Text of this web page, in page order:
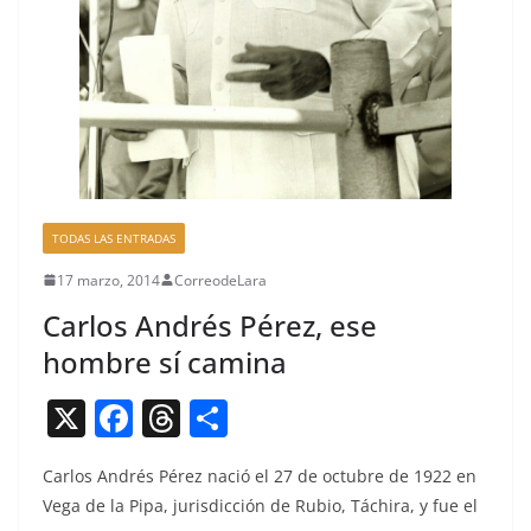
TODAS LAS ENTRADAS
17 marzo, 2014 CorreodeLara
Carlos Andrés Pérez, ese
hombre sí camina
X F
a
c
T
re
o
m
Car­los Andrés Pérez nació el 27 de octubre de 1922 en
Vega de la Pipa, juris­dic­ción de Rubio, Táchi­ra, y fue el